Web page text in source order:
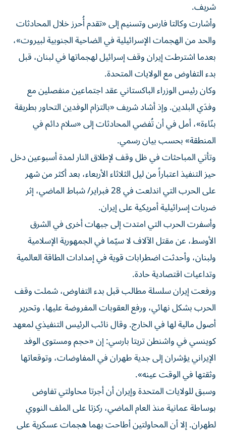
شريف.
وأشارت وكالتا فارس وتسنيم إلى «تقدم أُحرز خلال المحادثات
والحد من الهجمات الإسرائيلية في الضاحية الجنوبية لبيروت»،
بعدما اشترطت إيران وقف إسرائيل لهجماتها في لبنان، قبل
بدء التفاوض مع الولايات المتحدة.
وكان رئيس الوزراء الباكستاني عقد اجتماعين منفصلين مع
وفدَي البلدين. وإذ أشاد شريف «بالتزام الوفدين التحاور بطريقة
بنّاءة»، أمل في أن تُفضي المحادثات إلى «سلام دائم في
المنطقة» بحسب بيان رسمي.
وتأتي المباحثات في ظل وقف لإطلاق النار لمدة أسبوعين دخل
حيز التنفيذ اعتباراً من ليل الثلاثاء الأربعاء، بعد أكثر من شهر
على الحرب التي اندلعت في 28 فبراير/ شباط الماضي، إثر
ضربات إسرائيلية أمريكية على إيران.
وأسفرت الحرب التي امتدت إلى جبهات أخرى في الشرق
الأوسط، عن مقتل الآلاف لا سيّما في الجمهورية الإسلامية
ولبنان، وأحدثت اضطرابات قوية في إمدادات الطاقة العالمية
وتداعيات اقتصادية حادة.
ورفعت إيران سلسلة مطالب قبل بدء التفاوض، شملت وقف
الحرب بشكل نهائي، ورفع العقوبات المفروضة عليها، وتحرير
أصول مالية لها في الخارج. وقال نائب الرئيس التنفيذي لمعهد
كوينسي في واشنطن تريتا بارسي: إن «حجم ومستوى الوفد
الإيراني يؤشران إلى جدية طهران في المفاوضات، وتوقعاتها
وثقتها في الوقت عينه».
وسبق للولايات المتحدة وإيران أن أجرتا محاولتي تفاوض
بوساطة عمانية منذ العام الماضي، ركزتا على الملف النووي
لطهران. إلا أن المحاولتين أطاحت بهما هجمات عسكرية على